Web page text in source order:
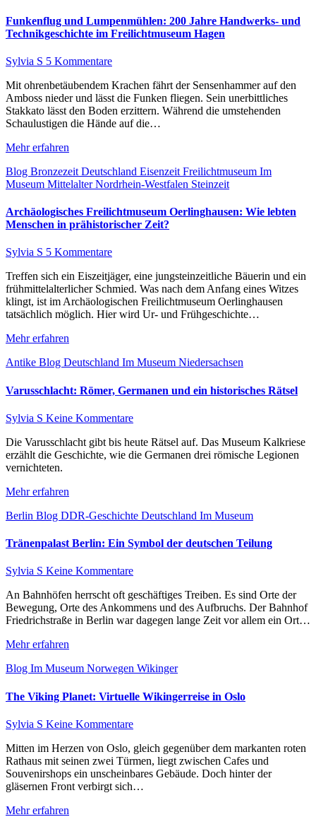
Funkenflug und Lumpenmühlen: 200 Jahre Handwerks- und
Technikgeschichte im Freilichtmuseum Hagen
Sylvia S 5 Kommentare
Mit ohrenbetäubendem Krachen fährt der Sensenhammer auf den
Amboss nieder und lässt die Funken fliegen. Sein unerbittliches
Stakkato lässt den Boden erzittern. Während die umstehenden
Schaulustigen die Hände auf die…
Mehr erfahren
Blog Bronzezeit Deutschland Eisenzeit Freilichtmuseum Im
Museum MittelalterNordrhein-Westfalen Steinzeit
Archäologisches Freilichtmuseum Oerlinghausen: Wie lebten
Menschen in prähistorischer Zeit?
Sylvia S 5 Kommentare
Treffen sich ein Eiszeitjäger, eine jungsteinzeitliche Bäuerin und ein
frühmittelalterlicher Schmied. Was nach dem Anfang eines Witzes
klingt, ist im Archäologischen Freilichtmuseum Oerlinghausen
tatsächlich möglich. Hier wird Ur- und Frühgeschichte…
Mehr erfahren
Antike Blog Deutschland Im Museum Niedersachsen
Varusschlacht: Römer, Germanen und ein historisches Rätsel
Sylvia S Keine Kommentare
Die Varusschlacht gibt bis heute Rätsel auf. Das Museum Kalkriese
erzählt die Geschichte, wie die Germanen drei römische Legionen
vernichteten.
Mehr erfahren
Berlin Blog DDR-Geschichte Deutschland Im Museum
Tränenpalast Berlin: Ein Symbol der deutschen Teilung
Sylvia S Keine Kommentare
An Bahnhöfen herrscht oft geschäftiges Treiben. Es sind Orte der
Bewegung, Orte des Ankommens und des Aufbruchs. Der Bahnhof
Friedrichstraße in Berlin war dagegen lange Zeit vor allem ein Ort…
Mehr erfahren
Blog Im Museum Norwegen Wikinger
The Viking Planet: Virtuelle Wikingerreise in Oslo
Sylvia S Keine Kommentare
Mitten im Herzen von Oslo, gleich gegenüber dem markanten roten
Rathaus mit seinen zwei Türmen, liegt zwischen Cafes und
Souvenirshops ein unscheinbares Gebäude. Doch hinter der
gläsernen Front verbirgt sich…
Mehr erfahren